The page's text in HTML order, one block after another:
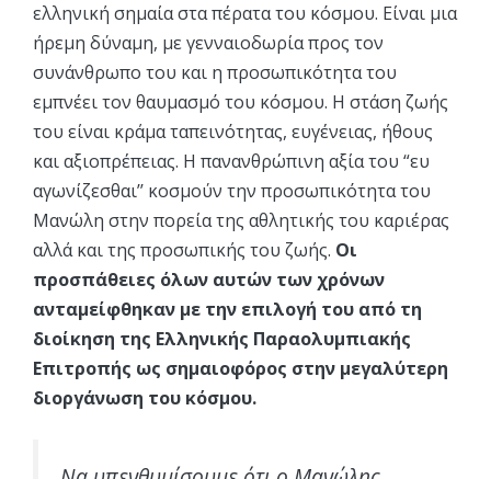
ελληνική σημαία στα πέρατα του κόσμου. Είναι μια
ήρεμη δύναμη, με γενναιοδωρία προς τον
συνάνθρωπο του και η προσωπικότητα του
εμπνέει τον θαυμασμό του κόσμου. Η στάση ζωής
του είναι κράμα ταπεινότητας, ευγένειας, ήθους
και αξιοπρέπειας. Η πανανθρώπινη αξία του “ευ
αγωνίζεσθαι’’ κοσμούν την προσωπικότητα του
Μανώλη στην πορεία της αθλητικής του καριέρας
αλλά και της προσωπικής του ζωής. Οι
προσπάθειες όλων αυτών των χρόνων
ανταμείφθηκαν με την επιλογή του από τη
διοίκηση της Ελληνικής Παραολυμπιακής
Επιτροπής ως σημαιοφόρος στην μεγαλύτερη
διοργάνωση του κόσμου.